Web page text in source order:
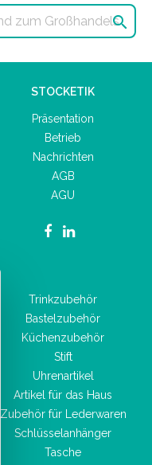

STOCKETIK
Präsentation
Betrieb
Nachrichten
AGB
AGU
Trinkzubehör
Bastelzubehör
Küchenzubehör
Stift
Uhrenartikel
Artikel für das Haus
Zubehör für Lederwaren
Schlüsselanhänger
Tasche